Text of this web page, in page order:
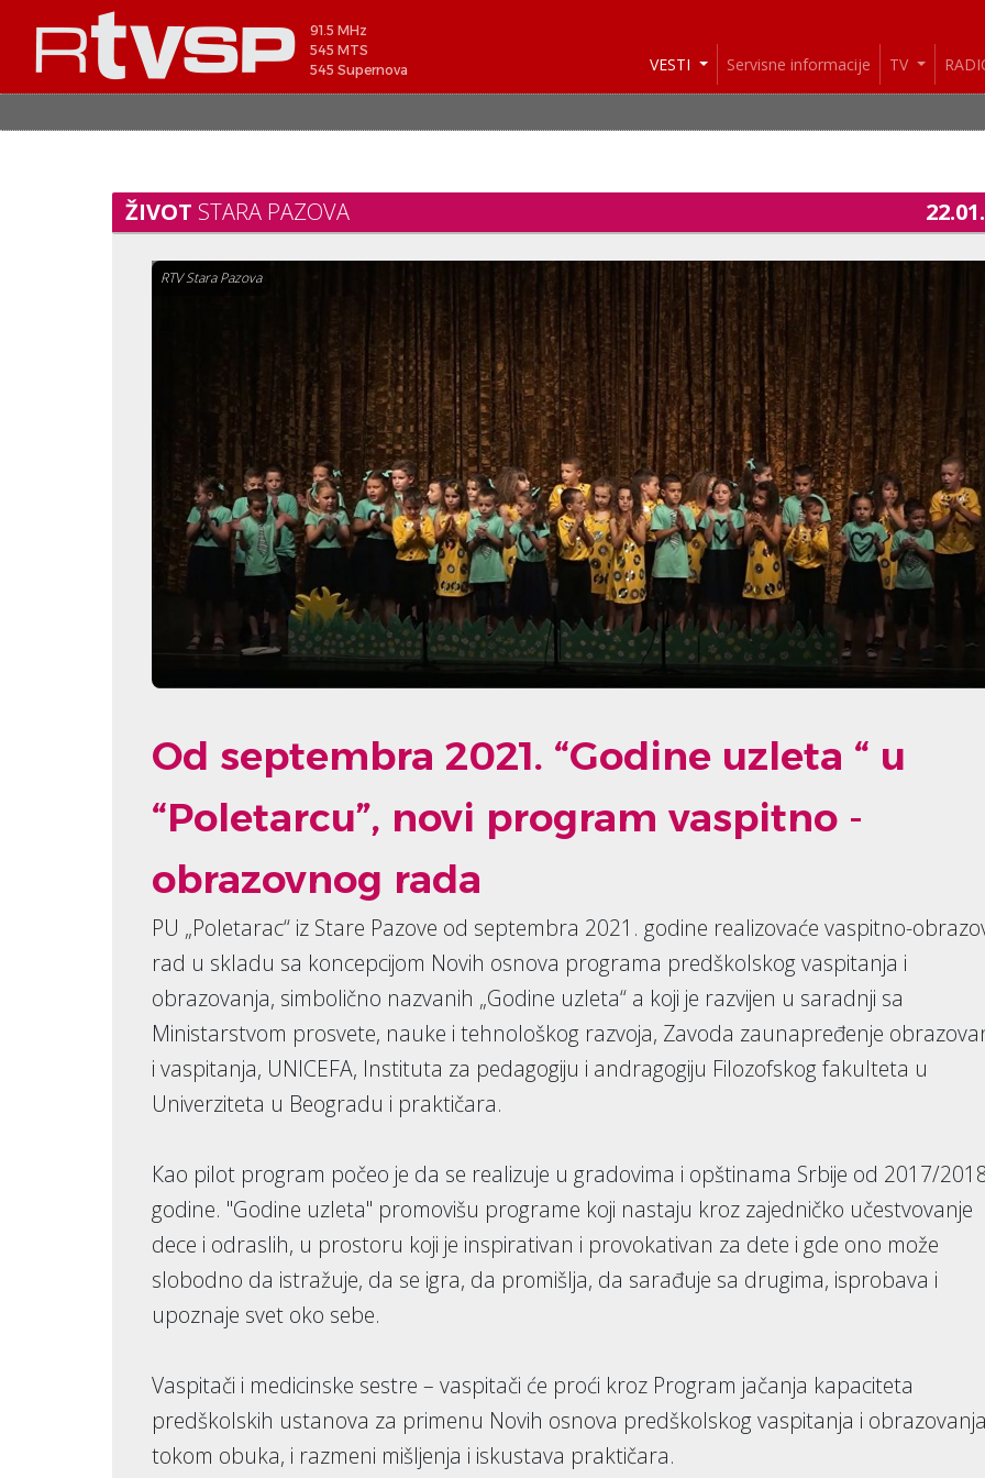
91.5 MHz
545 MTS
545 Supernova
VESTI Servisne informacije TV
ŽIVOT STARA PAZOVA
RTV Stara Pazova
Od septembra 2021. “Godine uzleta “ u
“Poletarcu”, novi program vaspitno -
obrazovnog rada
PU „Poletarac“ iz Stare Pazove od septembra 2021. godine realizovaće vaspitno-
rad u skladu sa koncepcijom Novih osnova programa predškolskog vaspitanja i
obrazovanja, simbolično nazvanih „Godine uzleta“ a koji je razvijen u saradnji sa
Ministarstvom prosvete, nauke i tehnološkog razvoja, Zavoda zaunapređenje
i vaspitanja, UNICEFA, Instituta za pedagogiju i andragogiju Filozofskog fakulteta u
Univerziteta u Beogradu i praktičara.
Кao pilot program počeo je da se realizuje u gradovima i opštinama Srbije od 2017/
godine. "Godine uzleta" promovišu programe koji nastaju kroz zajedničko učestvovanje
dece i odraslih, u prostoru koji je inspirativan i provokativan za dete i gde ono može
slobodno da istražuje, da se igra, da promišlja, da sarađuje sa drugima, isprobava i
upoznaje svet oko sebe.
Vaspitači i medicinske sestre – vaspitači će proći kroz Program jačanja kapaciteta
predškolskih ustanova za primenu Novih osnova predškolskog vaspitanja i
tokom obuka, i razmeni mišljenja i iskustava praktičara.